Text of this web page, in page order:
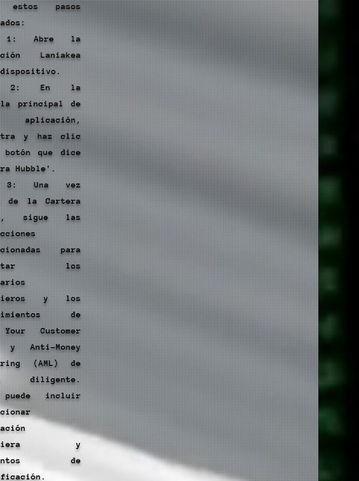
estos pasos
1: Abre la
Laniakea
2: En la
principal de
y haz clic
que dice
Hubble'.
3: Una vez
de la Cartera
sigue las
para
los
y los
de
Your Customer
y Anti-Money
(AML) de
diligente.
incluir
y
de